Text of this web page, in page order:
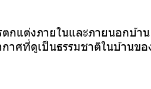
ตกแต่งภายในและภายนอกบ้
กาศที่ดูเป็นธรรมชาติในบ้านข